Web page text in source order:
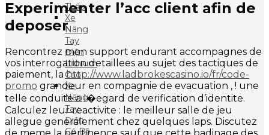
Thấp
Xe
Nâng
Tay
Điện
Lithium
Cao
Xe
Nâng
Tay
Điện
Có Bệ
Experimenter l’acc client afin de
deposer
Rencontrez mon support endurant accompagnes de
vos interrogation detaillees au sujet des tactiques de
paiement, lahttp://www.ladbrokescasino.io/fr/code-
promo grandeur en compagnie de evacuation , ! une
telle conduite a l�egard de verification d’identite.
Calculez leur reactivite : le meilleur salle de jeu
allegue generalement chez quelques laps. Discutez
de meme la pertinence sauf que cette badinage des